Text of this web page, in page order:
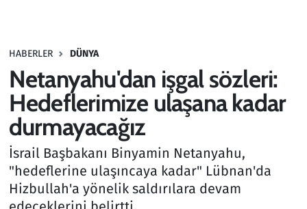
HABERLER DÜNYA
Netanyahu'dan işgal sözleri:
Hedeflerimize ulaşana kadar
durmayacağız
İsrail Başbakanı Binyamin Netanyahu,
"hedeflerine ulaşıncaya kadar" Lübnan'da
Hizbullah'a yönelik saldırılara devam
Haber
Kültür Sanat
Kurumsal Haberler
Lezzet Durağı
Memur ve Kamu